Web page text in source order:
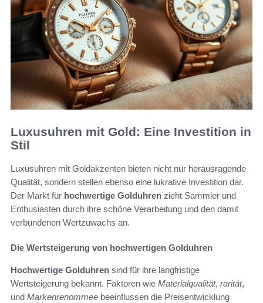
Luxusuhren mit Gold: Eine Investition in
Stil
Luxusuhren mit Goldakzenten bieten nicht nur herausragende
Qualität, sondern stellen ebenso eine lukrative Investition dar.
Der Markt für hochwertige Golduhren zieht Sammler und
Enthusiasten durch ihre schöne Verarbeitung und den damit
verbundenen Wertzuwachs an.
Die Wertsteigerung von hochwertigen Golduhren
Hochwertige Golduhren sind für ihre langfristige
Wertsteigerung bekannt. Faktoren wie Materialqualität, rarität,
und Markenrenommee beeinflussen die Preisentwicklung